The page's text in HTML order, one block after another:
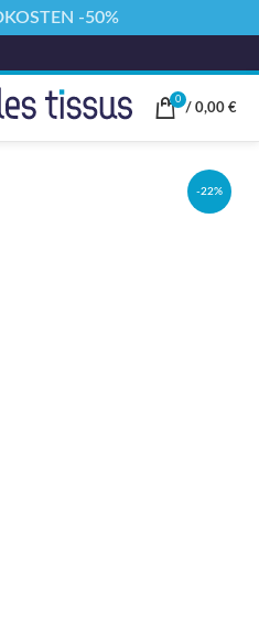
0
/ 0,00 €
-22%
-50%